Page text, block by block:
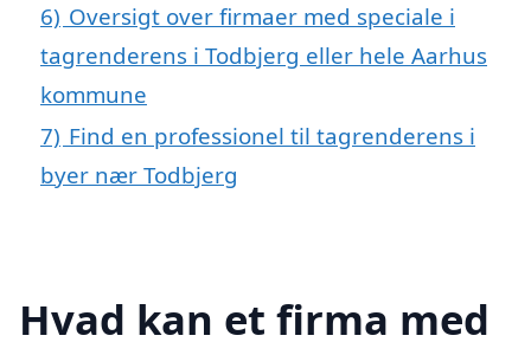
6) Oversigt over firmaer med speciale i
tagrenderens i Todbjerg eller hele Aarhus
kommune
7) Find en professionel til tagrenderens i
byer nær Todbjerg
Hvad kan et firma med